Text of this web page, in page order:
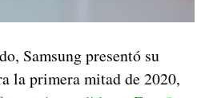
Samsung presentó su
la primera mitad de 2020,